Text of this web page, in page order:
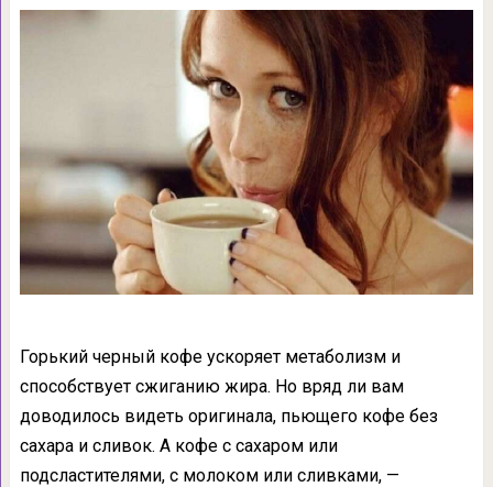
Горький черный кофе ускоряет метаболизм и
способствует сжиганию жира. Но вряд ли вам
доводилось видеть оригинала, пьющего кофе без
сахара и сливок. А кофе с сахаром или
подсластителями, с молоком или сливками, —